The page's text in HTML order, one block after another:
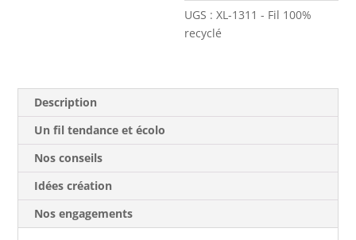
-
Imprimé
(soleils)
UGS :XL-1311 - Fil 100%
recyclé
Description
Un fil tendance et écolo
Nos conseils
Idées création
Nos engagements